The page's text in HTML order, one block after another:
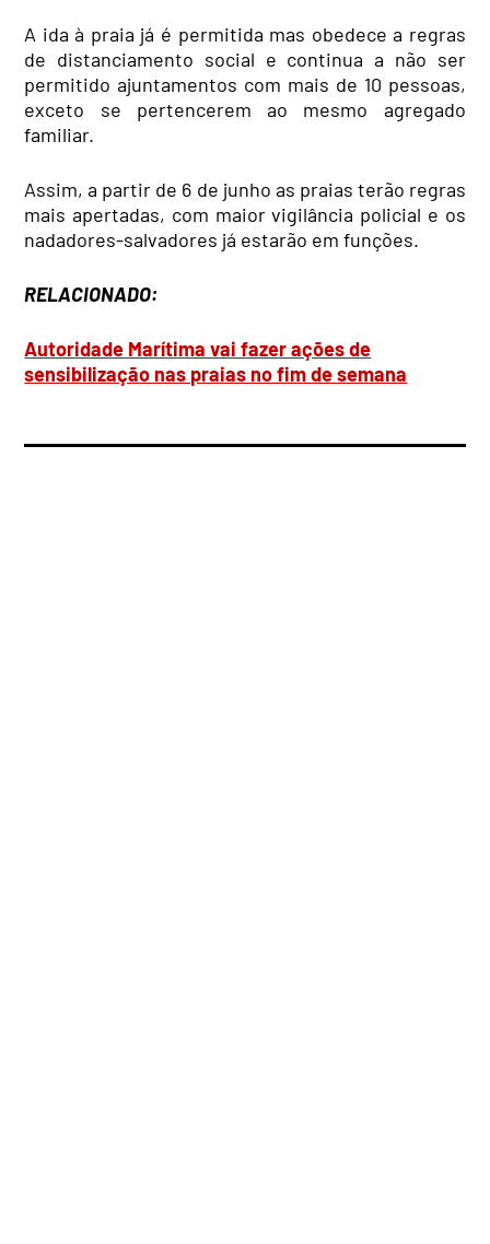
A ida à praia já é permitida mas obedece a regras
de distanciamento social e continua a não ser
permitido ajuntamentos com mais de 10 pessoas,
exceto se pertencerem ao mesmo agregado
familiar.
Assim, a partir de 6 de junho as praias terão regras
mais apertadas, com maior vigilância policial e os
nadadores-salvadores já estarão em funções.
RELACIONADO:
Autoridade Marítima vai fazer ações de
sensibilização nas praias no fim de semana